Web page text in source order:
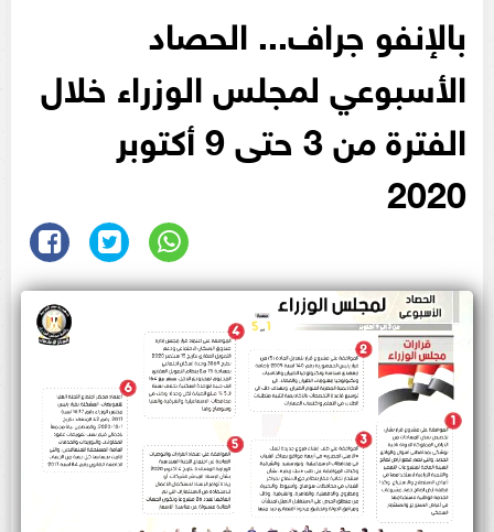
بالإنفو جراف... الحصاد
الأسبوعي لمجلس الوزراء خلال
الفترة من 3 حتى 9 أكتوبر
2020